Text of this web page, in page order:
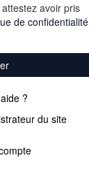
avoir pris
de confidentialité
?
du site